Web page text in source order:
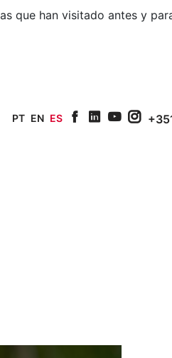
que han visitado antes y
PT EN ES